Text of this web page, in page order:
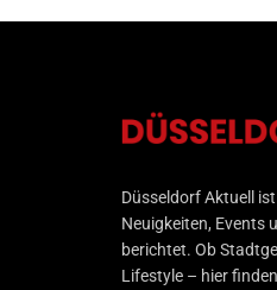
Düsseldorf Aktuell
Neuigkeiten, Events
berichtet. Ob
Lifestyle – hier